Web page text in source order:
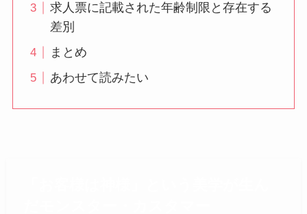
求人票に記載された年齢制限と存在する
差別
まとめ
あわせて読みたい